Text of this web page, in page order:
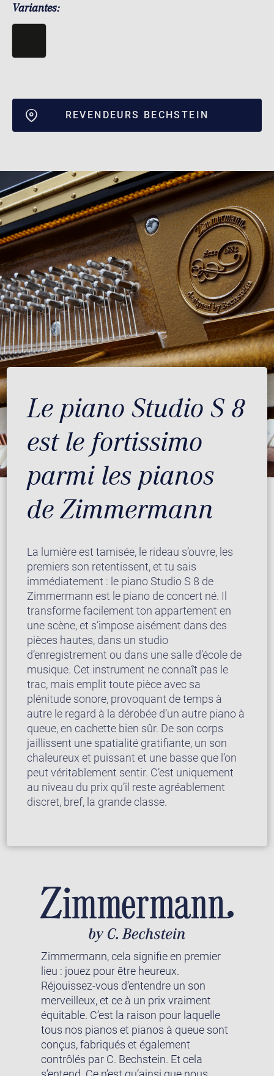
Variantes:
REVENDEURS BECHSTEIN
Le piano Studio S 8
est le fortissimo
parmi les pianos
de Zimmermann
La lumière est tamisée, le rideau s’ouvre, les
premiers son retentissent, et tu sais
immédiatement : le piano Studio S 8 de
Zimmermann est le piano de concert né. Il
transforme facilement ton appartement en
une scène, et s’impose aisément dans des
pièces hautes, dans un studio
d’enregistrement ou dans une salle d’école de
musique. Cet instrument ne connaît pas le
trac, mais emplit toute pièce avec sa
plénitude sonore, provoquant de temps à
autre le regard à la dérobée d’un autre piano à
queue, en cachette bien sûr. De son corps
jaillissent une spatialité gratifiante, un son
chaleureux et puissant et une basse que l’on
peut véritablement sentir. C’est uniquement
au niveau du prix qu’il reste agréablement
discret, bref, la grande classe.
Zimmermann, cela signifie en premier
lieu : jouez pour être heureux.
Réjouissez-vous d’entendre un son
merveilleux, et ce à un prix vraiment
équitable. C’est la raison pour laquelle
tous nos pianos et pianos à queue sont
conçus, fabriqués et également
contrôlés par C. Bechstein. Et cela